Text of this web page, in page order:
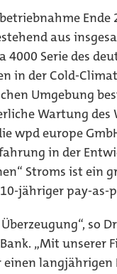
aus
4000 Serie des
in der Cold-
Umgebung
Wartung des
wpd europe
in der
Stroms ist ein
jähriger pay-as-
so
„Mit
langjährigen